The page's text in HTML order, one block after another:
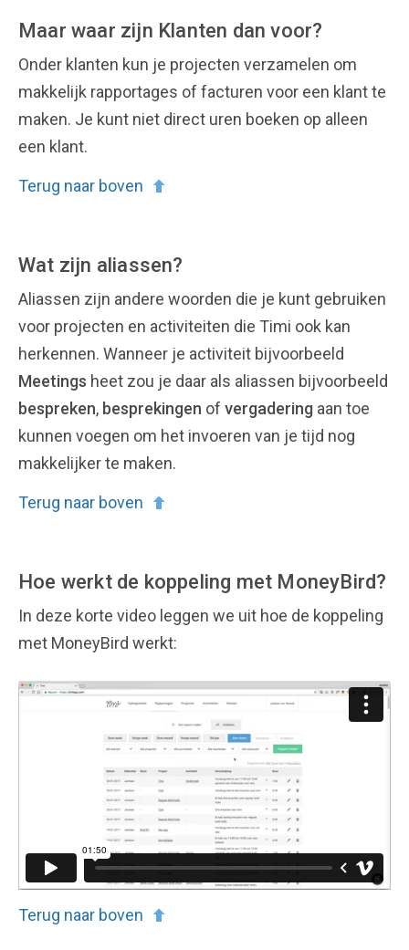
Maar waar zijn Klanten dan voor?
Onder klanten kun je projecten verzamelen om
makkelijk rapportages of facturen voor een klant te
maken. Je kunt niet direct uren boeken op alleen
een klant.
Terug naar boven
Wat zijn aliassen?
Aliassen zijn andere woorden die je kunt gebruiken
voor projecten en activiteiten die Timi ook kan
herkennen. Wanneer je activiteit bijvoorbeeld
Meetings heet zou je daar als aliassen bijvoorbeeld
bespreken, besprekingen of vergadering aan toe
kunnen voegen om het invoeren van je tijd nog
makkelijker te maken.
Terug naar boven
Hoe werkt de koppeling met MoneyBird?
In deze korte video leggen we uit hoe de koppeling
met MoneyBird werkt:
Terug naar boven